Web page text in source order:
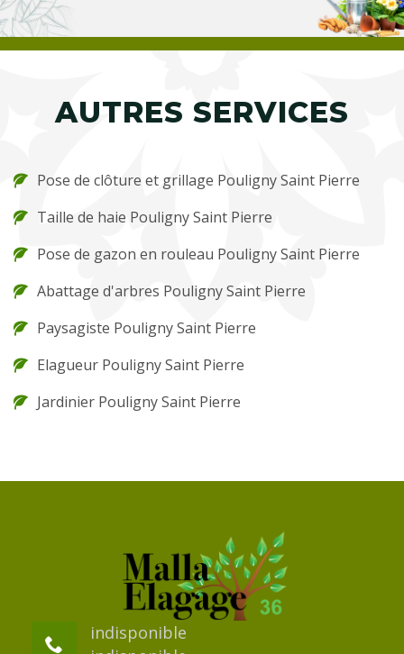
AUTRES SERVICES
Pose de clôture et grillage Pouligny Saint Pierre
Taille de haie Pouligny Saint Pierre
Pose de gazon en rouleau Pouligny Saint Pierre
Abattage d'arbres Pouligny Saint Pierre
Paysagiste Pouligny Saint Pierre
Elagueur Pouligny Saint Pierre
Jardinier Pouligny Saint Pierre
indisponible